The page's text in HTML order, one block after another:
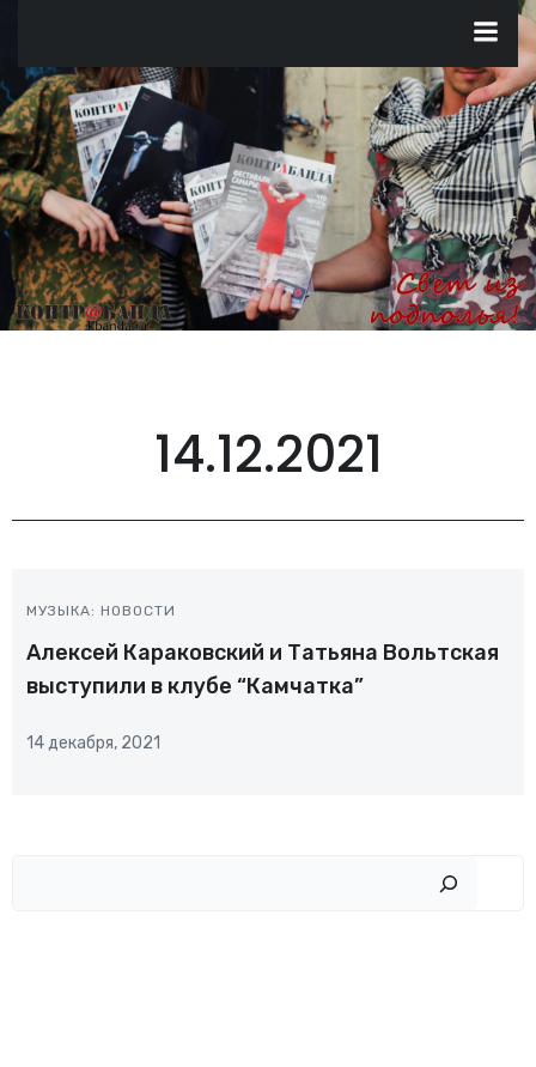
содержимому
14.12.2021
МУЗЫКА: НОВОСТИ
Алексей Караковский и Татьяна Вольтская
выступили в клубе “Камчатка”
14 декабря, 2021